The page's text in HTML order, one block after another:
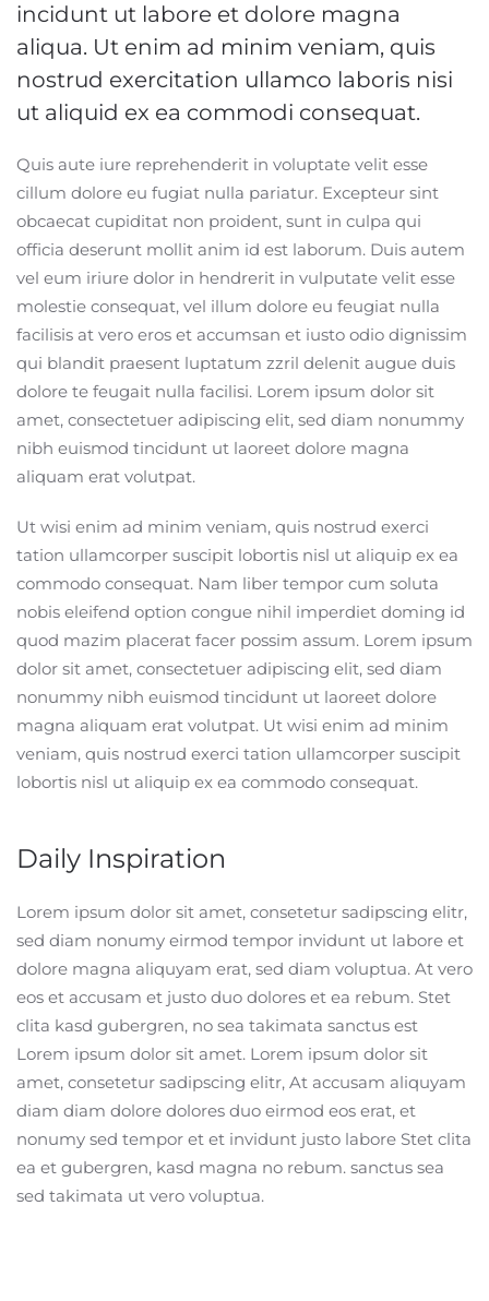
incidunt ut labore et dolore magna
aliqua. Ut enim ad minim veniam, quis
nostrud exercitation ullamco laboris nisi
ut aliquid ex ea commodi consequat.
Quis aute iure reprehenderit in voluptate velit esse
cillum dolore eu fugiat nulla pariatur. Excepteur sint
obcaecat cupiditat non proident, sunt in culpa qui
officia deserunt mollit anim id est laborum. Duis autem
vel eum iriure dolor in hendrerit in vulputate velit esse
molestie consequat, vel illum dolore eu feugiat nulla
facilisis at vero eros et accumsan et iusto odio dignissim
qui blandit praesent luptatum zzril delenit augue duis
dolore te feugait nulla facilisi. Lorem ipsum dolor sit
amet, consectetuer adipiscing elit, sed diam nonummy
nibh euismod tincidunt ut laoreet dolore magna
aliquam erat volutpat.
Ut wisi enim ad minim veniam, quis nostrud exerci
tation ullamcorper suscipit lobortis nisl ut aliquip ex ea
commodo consequat. Nam liber tempor cum soluta
nobis eleifend option congue nihil imperdiet doming id
quod mazim placerat facer possim assum. Lorem ipsum
dolor sit amet, consectetuer adipiscing elit, sed diam
nonummy nibh euismod tincidunt ut laoreet dolore
magna aliquam erat volutpat. Ut wisi enim ad minim
veniam, quis nostrud exerci tation ullamcorper suscipit
lobortis nisl ut aliquip ex ea commodo consequat.
Daily Inspiration
Lorem ipsum dolor sit amet, consetetur sadipscing elitr,
sed diam nonumy eirmod tempor invidunt ut labore et
dolore magna aliquyam erat, sed diam voluptua. At vero
eos et accusam et justo duo dolores et ea rebum. Stet
clita kasd gubergren, no sea takimata sanctus est
Lorem ipsum dolor sit amet. Lorem ipsum dolor sit
amet, consetetur sadipscing elitr, At accusam aliquyam
diam diam dolore dolores duo eirmod eos erat, et
nonumy sed tempor et et invidunt justo labore Stet clita
ea et gubergren, kasd magna no rebum. sanctus sea
sed takimata ut vero voluptua.